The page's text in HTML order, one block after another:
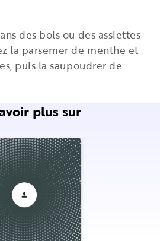
des bols ou des assiettes
la parsemer de menthe et
puis la saupoudrer de
plus sur